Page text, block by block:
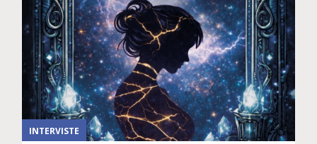
INTERVISTE